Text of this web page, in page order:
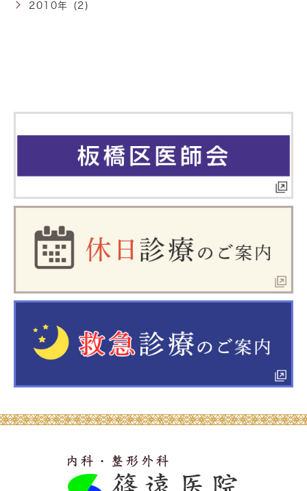
2010年 (2)